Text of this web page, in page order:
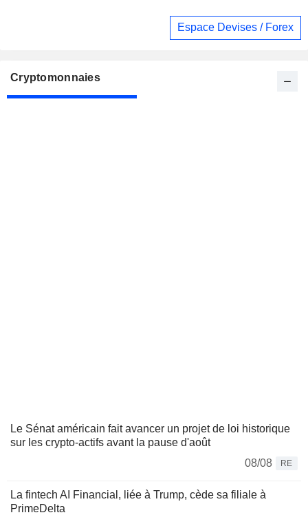
Espace Devises / Forex
Cryptomonnaies
Le Sénat américain fait avancer un projet de loi historique
sur les crypto-actifs avant la pause d'août
08/08
RE
La fintech AI Financial, liée à Trump, cède sa filiale à
PrimeDelta